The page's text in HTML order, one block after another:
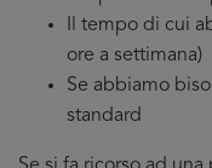
Il tempo di cui
ore a settimana)
Se abbiamo
standard